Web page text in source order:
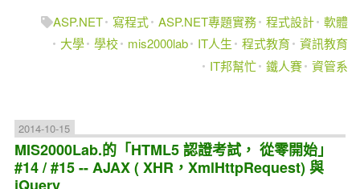
ASP.NET
寫程式 ASP.NET專題實務 程式設計 軟體
大學 學校 mis2000lab IT人生 程式教育
資訊教育
IT邦幫忙 鐵人賽 資管系
2014-10-15
MIS2000Lab.的「HTML5 認證考試， 從零開始」
#14 / #15 -- AJAX ( XHR，XmlHttpRequest) 與